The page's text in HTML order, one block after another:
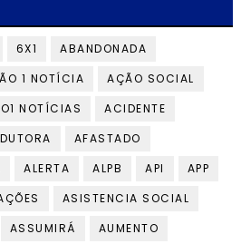
6X1
ABANDONADA
1 NOTÍCIA
AÇÃO SOCIAL
NOTÍCIAS
ACIDENTE
AFASTADO
ALERTA ALPB API
APP
ASISTENCIA SOCIAL
ASSUMIRÁ
AUMENTO